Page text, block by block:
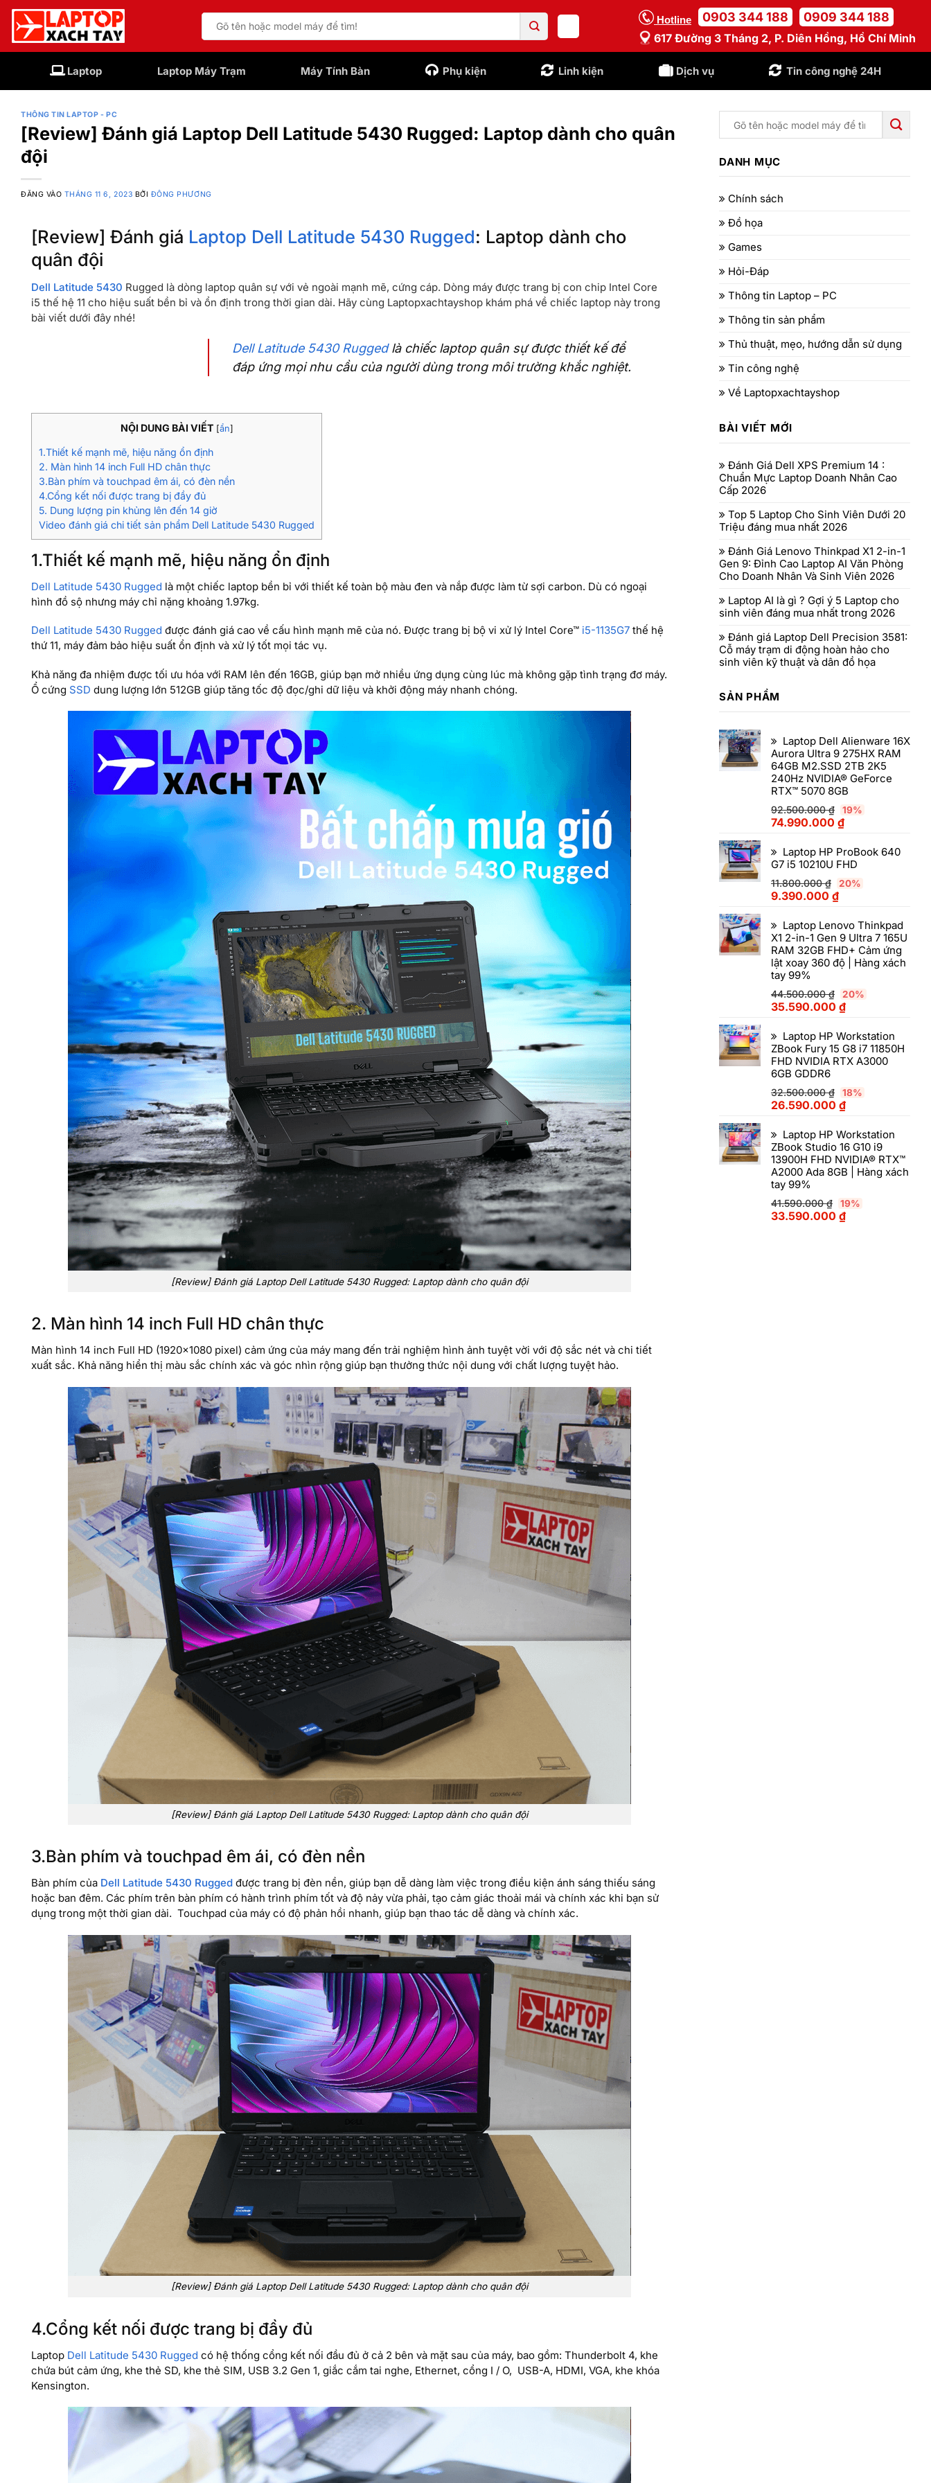
Bỏ
qua
nội
dung
Tìm
kiếm:
Hotline 0903 344 188 0909 344 188
617 Đường 3 Tháng 2, P. Diên Hồng, Hồ Chí Minh
Laptop Laptop Máy Trạm Máy Tính Bàn Phụ kiện Linh kiện Dịch vụ Tin công nghệ 24H
THÔNG TIN LAPTOP - PC
[Review] Đánh giá Laptop Dell Latitude 5430 Rugged: Laptop dành cho quân
đội
ĐĂNG VÀO THÁNG 11 6, 2023 BỞI ĐÔNG PHƯƠNG
[Review] Đánh giá Laptop Dell Latitude 5430 Rugged: Laptop dành cho
quân đội
Dell Latitude 5430 Rugged là dòng laptop quân sự với vẻ ngoài mạnh mẽ, cứng cáp. Dòng máy được trang bị con chip Intel Core
i5 thế hệ 11 cho hiệu suất bền bỉ và ổn định trong thời gian dài. Hãy cùng Laptopxachtayshop khám phá về chiếc laptop này trong
bài viết dưới đây nhé!
Dell Latitude 5430 Ruggedlà chiếc laptop quân sự được thiết kế để
đáp ứng mọi nhu cầu của người dùng trong môi trường khắc nghiệt.
NỘI DUNG BÀI VIẾT [ẩn]
1.Thiết kế mạnh mẽ, hiệu năng ổn định
2. Màn hình 14 inch Full HD chân thực
3.Bàn phím và touchpad êm ái, có đèn nền
4.Cổng kết nối được trang bị đầy đủ
5. Dung lượng pin khủng lên đến 14 giờ
Video đánh giá chi tiết sản phẩm Dell Latitude 5430 Rugged
1.Thiết kế mạnh mẽ, hiệu năng ổn định
Dell Latitude 5430 Rugged là một chiếc laptop bền bỉ với thiết kế toàn bộ màu đen và nắp được làm từ sợi carbon. Dù có ngoại
hình đồ sộ nhưng máy chỉ nặng khoảng 1.97kg.
Dell Latitude 5430 Rugged được đánh giá cao về cấu hình mạnh mẽ của nó. Được trang bị bộ vi xử lý Intel Core™ i5-1135G7 thế hệ
thứ 11, máy đảm bảo hiệu suất ổn định và xử lý tốt mọi tác vụ.
Khả năng đa nhiệm được tối ưu hóa với RAM lên đến 16GB, giúp bạn mở nhiều ứng dụng cùng lúc mà không gặp tình trạng đơ máy.
Ổ cứng SSD dung lượng lớn 512GB giúp tăng tốc độ đọc/ghi dữ liệu và khởi động máy nhanh chóng.
[Review] Đánh giá Laptop Dell Latitude 5430 Rugged: Laptop dành cho quân đội
2. Màn hình 14 inch Full HD chân thực
Màn hình 14 inch Full HD (1920×1080 pixel) cảm ứng của máy mang đến trải nghiệm hình ảnh tuyệt vời với độ sắc nét và chi tiết
xuất sắc. Khả năng hiển thị màu sắc chính xác và góc nhìn rộng giúp bạn thưởng thức nội dung với chất lượng tuyệt hảo.
[Review] Đánh giá Laptop Dell Latitude 5430 Rugged: Laptop dành cho quân đội
3.Bàn phím và touchpad êm ái, có đèn nền
Bàn phím của Dell Latitude 5430 Rugged được trang bị đèn nền, giúp bạn dễ dàng làm việc trong điều kiện ánh sáng thiếu sáng
hoặc ban đêm. Các phím trên bàn phím có hành trình phím tốt và độ nảy vừa phải, tạo cảm giác thoải mái và chính xác khi bạn sử
dụng trong một thời gian dài. Touchpad của máy có độ phản hồi nhanh, giúp bạn thao tác dễ dàng và chính xác.
[Review] Đánh giá Laptop Dell Latitude 5430 Rugged: Laptop dành cho quân đội
4.Cổng kết nối được trang bị đầy đủ
Laptop Dell Latitude 5430 Rugged có hệ thống cổng kết nối đầu đủ ở cả 2 bên và mặt sau của máy, bao gồm: Thunderbolt 4, khe
chứa bút cảm ứng, khe thẻ SD, khe thẻ SIM, USB 3.2 Gen 1, giắc cắm tai nghe, Ethernet, cổng I / O, USB-A, HDMI, VGA, khe khóa
Kensington.
DANH MỤC
Chính sách
Đồ họa
Games
Hỏi-Đáp
Thông tin Laptop – PC
Thông tin sản phẩm
Thủ thuật, mẹo, hướng dẫn sử dụng
Tin công nghệ
Về Laptopxachtayshop
BÀI VIẾT MỚI
Đánh Giá Dell XPS Premium 14 :
Chuẩn Mực Laptop Doanh Nhân Cao
Cấp 2026
Top 5 Laptop Cho Sinh Viên Dưới 20
Triệu đáng mua nhất 2026
Đánh Giá Lenovo Thinkpad X1 2-in-1
Gen 9: Đỉnh Cao Laptop AI Văn Phòng
Cho Doanh Nhân Và Sinh Viên 2026
Laptop AI là gì ? Gợi ý 5 Laptop cho
sinh viên đáng mua nhất trong 2026
Đánh giá Laptop Dell Precision 3581:
Cỗ máy trạm di động hoàn hảo cho
sinh viên kỹ thuật và dân đồ họa
SẢN PHẨM
Laptop Dell Alienware 16X
Aurora Ultra 9 275HX RAM
64GB M2.SSD 2TB 2K5
240Hz NVIDIA® GeForce
RTX™ 5070 8GB
92.500.000₫ 19%
74.990.000 ₫
Laptop HP ProBook 640
G7 i5 10210U FHD
11.800.000₫ 20%
9.390.000 ₫
Laptop Lenovo Thinkpad
X1 2-in-1 Gen 9 Ultra 7 165U
RAM 32GB FHD+ Cảm ứng
lật xoay 360 độ | Hàng xách
tay 99%
44.500.000₫ 20%
35.590.000 ₫
Laptop HP Workstation
ZBook Fury 15 G8 i7 11850H
FHD NVIDIA RTX A3000
6GB GDDR6
32.500.000₫ 18%
26.590.000 ₫
Laptop HP Workstation
ZBook Studio 16 G10 i9
13900H FHD NVIDIA® RTX™
A2000 Ada 8GB | Hàng xách
tay 99%
41.590.000₫ 19%
33.590.000 ₫